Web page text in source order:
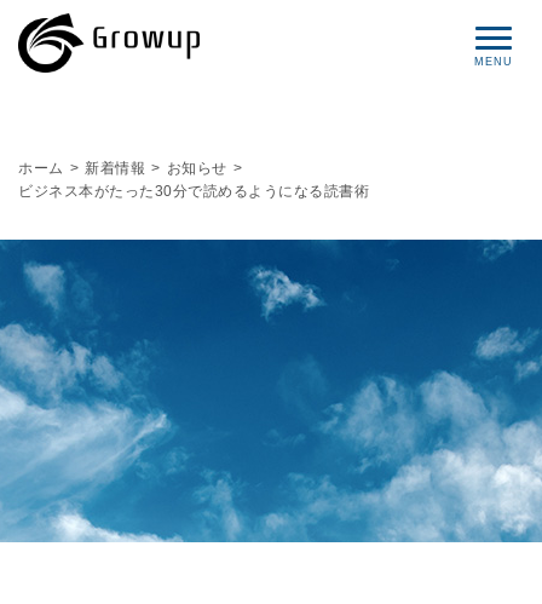
サービス
お問い合わせ
ホーム > 新着情報 > お知らせ >
ビジネス本がたった30分で読めるようになる読書術